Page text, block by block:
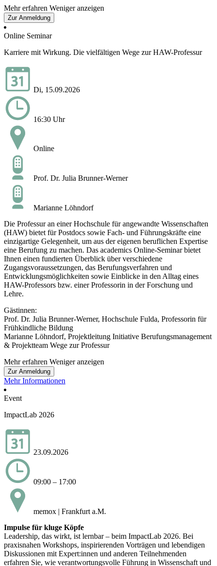
Mehr erfahren Weniger anzeigen
Zur Anmeldung
Online Seminar
Karriere mit Wirkung. Die vielfältigen Wege zur HAW-Professur
Di, 15.09.2026
16:30 Uhr
Online
Prof. Dr. Julia Brunner-Werner
Marianne Löhndorf
Die Professur an einer Hochschule für angewandte Wissenschaften
(HAW) bietet für Postdocs sowie Fach- und Führungskräfte eine
einzigartige Gelegenheit, um aus der eigenen beruflichen Expertise
eine Berufung zu machen. Das academics Online-Seminar bietet
Ihnen einen fundierten Überblick über verschiedene
Zugangsvoraussetzungen, das Berufungsverfahren und
Entwicklungsmöglichkeiten sowie Einblicke in den Alltag eines
HAW-Professors bzw. einer Professorin in der Forschung und
Lehre.
Gästinnen:
Prof. Dr. Julia Brunner-Werner, Hochschule Fulda, Professorin für
Frühkindliche Bildung
Marianne Löhndorf, Projektleitung Initiative Berufungsmanagement
& Projektteam Wege zur Professur
Mehr erfahren Weniger anzeigen
Zur Anmeldung
Mehr Informationen
Event
ImpactLab 2026
23.09.2026
09:00 – 17:00
memox | Frankfurt a.M.
Impulse für kluge Köpfe
Leadership, das wirkt, ist lernbar – beim ImpactLab 2026. Bei
praxisnahen Workshops, inspirierenden Vorträgen und lebendigen
Diskussionen mit Expert:innen und anderen Teilnehmenden
erfahren Sie, wie verantwortungsvolle Führung in Wissenschaft und